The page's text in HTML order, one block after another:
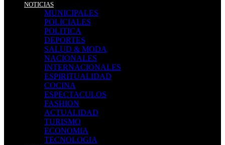
NOTICIAS
MUNICIPALES
POLICIALES
POLITICA
DEPORTES
SALUD & MODA
NACIONALES
INTERNACIONALES
ESPIRITUALIDAD
COCINA
ESPECTACULOS
FASHION
ACTUALIDAD
TURISMO
ECONOMIA
TECNOLOGIA